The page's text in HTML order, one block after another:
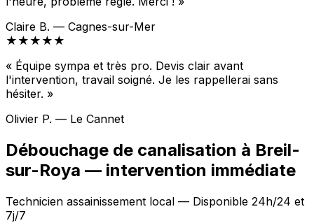
Claire B. — Cagnes-sur-Mer
★★★★★
« Équipe sympa et très pro. Devis clair avant
l'intervention, travail soigné. Je les rappellerai sans
hésiter. »
Olivier P. — Le Cannet
Débouchage de canalisation à Breil-
sur-Roya — intervention immédiate
Technicien assainissement local — Disponible 24h/24 et
7j/7